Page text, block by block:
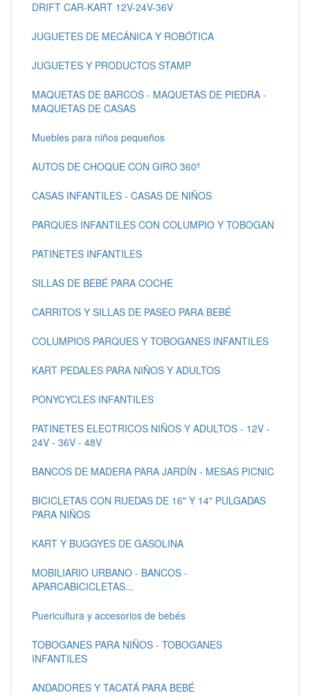
DRIFT CAR-KART 12V-24V-36V
JUGUETES DE MECÁNICA Y ROBÓTICA
JUGUETES Y PRODUCTOS STAMP
MAQUETAS DE BARCOS - MAQUETAS DE PIEDRA -
MAQUETAS DE CASAS
Muebles para niños pequeños
AUTOS DE CHOQUE CON GIRO 360º
CASAS INFANTILES - CASAS DE NIÑOS
PARQUES INFANTILES CON COLUMPIO Y TOBOGAN
PATINETES INFANTILES
SILLAS DE BEBÉ PARA COCHE
CARRITOS Y SILLAS DE PASEO PARA BEBÉ
COLUMPIOS PARQUES Y TOBOGANES INFANTILES
KART PEDALES PARA NIÑOS Y ADULTOS
PONYCYCLES INFANTILES
PATINETES ELECTRICOS NIÑOS Y ADULTOS - 12V -
24V - 36V - 48V
BANCOS DE MADERA PARA JARDÍN - MESAS PICNIC
BICICLETAS CON RUEDAS DE 16" Y 14" PULGADAS
PARA NIÑOS
KART Y BUGGYES DE GASOLINA
MOBILIARIO URBANO - BANCOS -
APARCABICICLETAS...
Puericultura y accesorios de bebés
TOBOGANES PARA NIÑOS - TOBOGANES
INFANTILES
ANDADORES Y TACATÁ PARA BEBÉ